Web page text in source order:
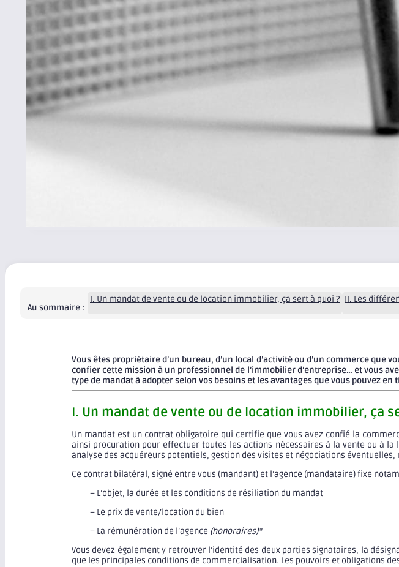
Au sommaire :
I. Un mandat de vente ou de location immobilier, ça sert à quoi ? II. Les
Vous êtes propriétaire d’un bureau, d’un local d’activité ou d’un commerce que
confier cette mission à un professionnel de l’immobilier d’entreprise… et vous
type de mandat à adopter selon vos besoins et les avantages que vous pouvez en
I. Un mandat de vente ou de location immobilier, ça
Un mandat est un contrat obligatoire qui certifie que vous avez confié la
ainsi procuration pour effectuer toutes les actions nécessaires à la vente ou à
analyse des acquéreurs potentiels, gestion des visites et négociations
Ce contrat bilatéral, signé entre vous (mandant) et l’agence (mandataire) fixe
– L’objet, la durée et les conditions de résiliation du mandat
– Le prix de vente/location du bien
– La rémunération de l’agence (honoraires)*
Vous devez également y retrouver l’identité des deux parties signataires, la
que les principales conditions de commercialisation. Les pouvoirs et obligations